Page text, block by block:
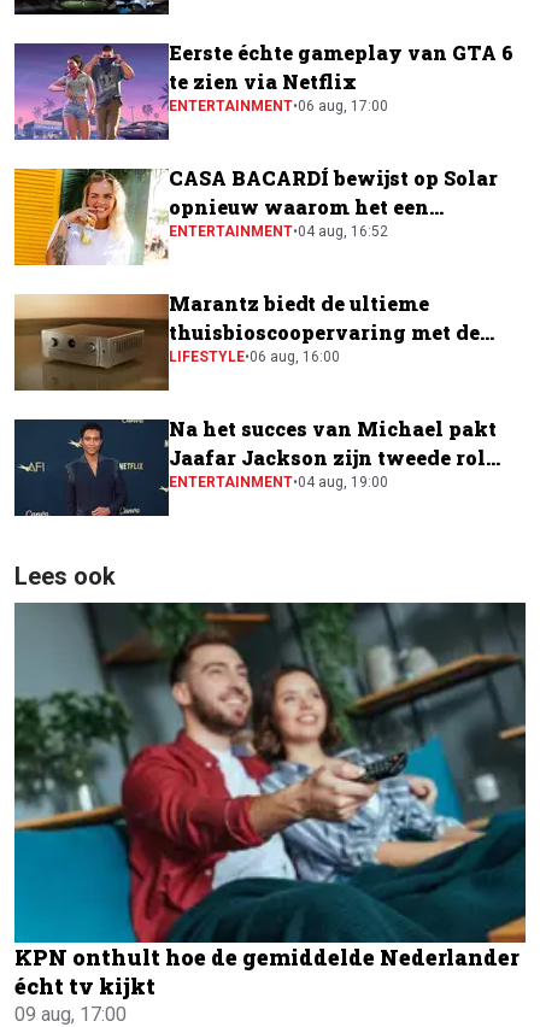
Eerste échte gameplay van GTA 6
te zien via Netflix
ENTERTAINMENT•06 aug, 17:00
CASA BACARDÍ bewijst op Solar
opnieuw waarom het een
festivalfavoriet is
ENTERTAINMENT•04 aug, 16:52
Marantz biedt de ultieme
thuisbioscoopervaring met de
CINEMA Series 2
LIFESTYLE•06 aug, 16:00
Na het succes van Michael pakt
Jaafar Jackson zijn tweede rol
naast Will Smith
ENTERTAINMENT•04 aug, 19:00
Lees ook
KPN onthult hoe de gemiddelde Nederlander
écht tv kijkt
09 aug, 17:00